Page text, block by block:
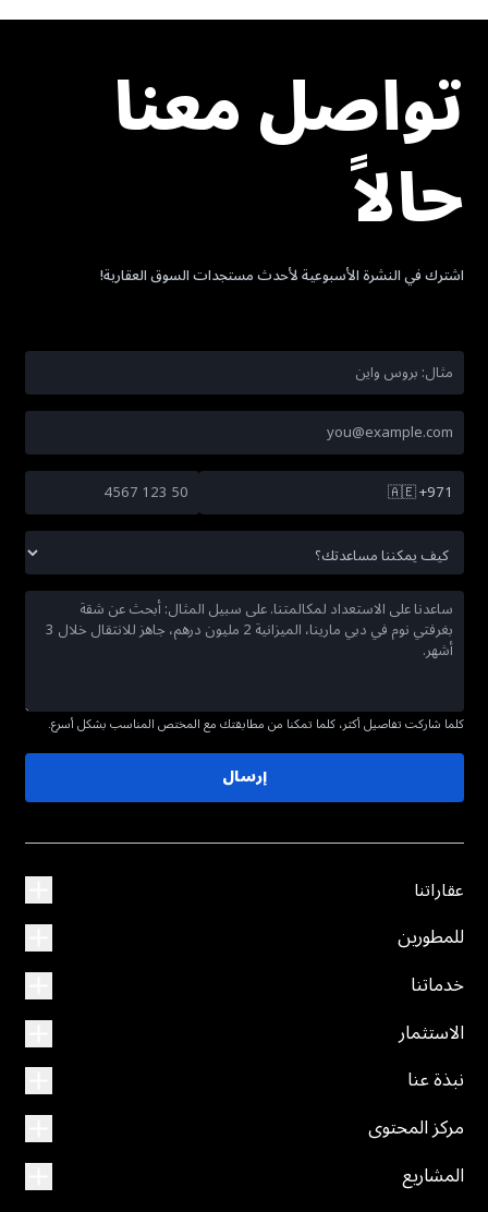
تواصل معنا
حالاً
اشترك في النشرة الأسبوعية لأحدث مستجدات السوق العقارية!
🇦🇪+971
كلما شاركت تفاصيل أكثر، كلما تمكنا من مطابقتك مع المختص المناسب بشكل أسرع.
إرسال
عقاراتنا
للمطورين
خدماتنا
الاستثمار
نبذة عنا
مركز المحتوى
المشاريع